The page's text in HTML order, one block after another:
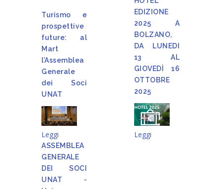
Turismo e
prospettive
future: al
Mart
l’Assemblea
Generale
dei Soci
UNAT
Leggi
EDIZIONE
2025 A
BOLZANO,
DA LUNEDI
13 AL
GIOVEDÌ 16
OTTOBRE
2025
Leggi
ASSEMBLEA
GENERALE
DEI SOCI
UNAT -